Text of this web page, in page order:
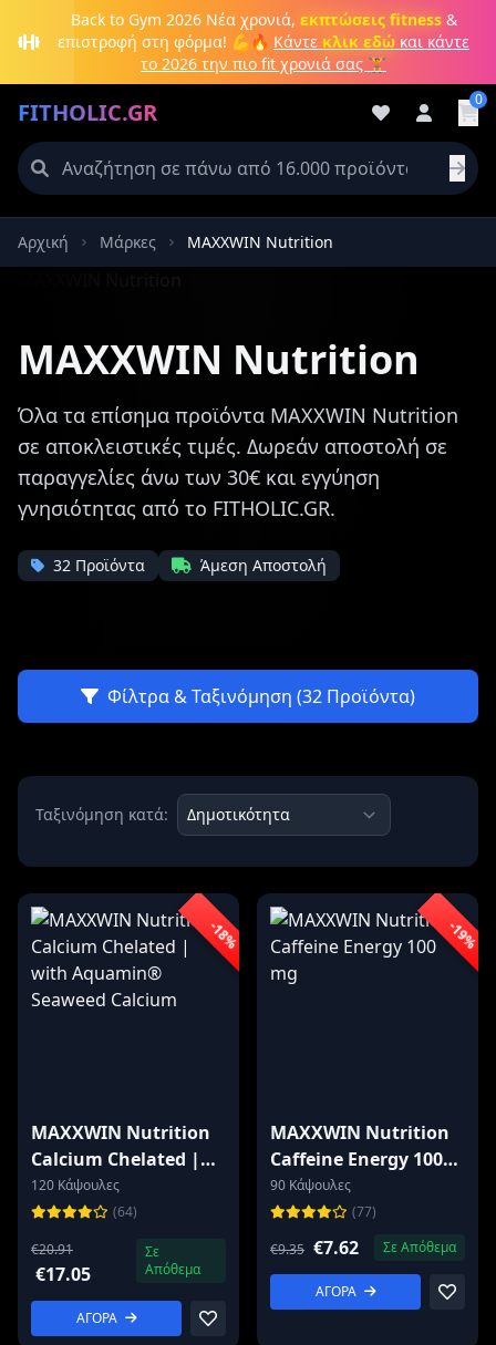
Μετάβαση στο κύριο περιεχόμενο
Back to Gym 2026Νέα χρονιά, εκπτώσεις fitness&
επιστροφή στη φόρμα! 💪🔥 Κάντε κλικ εδώ και κάντε
το 2026 την πιο fit χρονιά σας 🏋️
FITHOLIC.GR 0
Πρωτεΐνες Pre-Workout Aμινοξέα Καύση λίπους
Αρχική Μάρκες MAXXWIN Nutrition
MAXXWIN Nutrition
Όλα τα επίσημα προϊόντα MAXXWIN Nutrition
σε αποκλειστικές τιμές. Δωρεάν αποστολή σε
παραγγελίες άνω των 30€ και εγγύηση
γνησιότητας από το FITHOLIC.GR.
32 Προϊόντα Άμεση Αποστολή
Φίλτρα & Ταξινόμηση (32 Προϊόντα)
Ταξινόμηση κατά:
-18%
MAXXWIN Nutrition
Calcium Chelated |
with Aquamin®
Seaweed Calcium
120 Κάψουλες
(64)
€20.91
€17.05
Σε
Απόθεμα
ΑΓΟΡΑ
-19%
MAXXWIN Nutrition
Caffeine Energy 100
mg
90 Κάψουλες
(77)
€9.35 €7.62 Σε Απόθεμα
ΑΓΟΡΑ